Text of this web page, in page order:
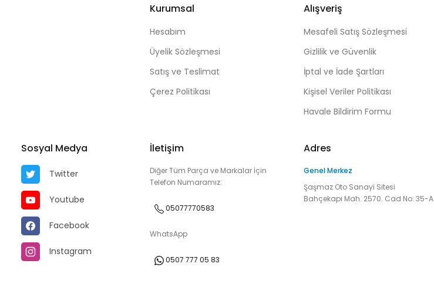
Kurumsal
Hesabım
Üyelik Sözleşmesi
Satış ve Teslimat
Çerez Politikası
Alışveriş
Mesafeli Satış Sözleşmesi
Gizlilik ve Güvenlik
İptal ve İade Şartları
Kişisel Veriler Politikası
Havale Bildirim Formu
Sosyal Medya
Twitter
Youtube
Facebook
Instagram
İletişim
Diğer Tüm Parça ve Markalar İçin
Telefon Numaramız:
05077770583
WhatsApp
0507 777 05 83
Adres
Genel Merkez
Şaşmaz Oto Sanayi Sitesi
Bahçekapı Mah. 2570. Cad No: 35-A